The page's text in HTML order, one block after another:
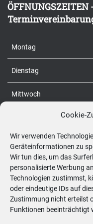
Cookie-
Wir verwenden
Geräteinformationen zu
Wir tun dies, um das
personalisierte Werbung
Technologien zustimmst,
oder eindeutige IDs auf
Zustimmung nicht erteilst
Funktionen beeinträchtigt
n
a
Montag
Dienstag
Mittwoch
Freitag
Samstag
So